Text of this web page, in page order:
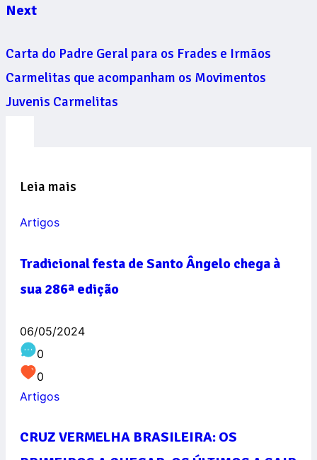
Next
Carta do Padre Geral para os Frades e Irmãos
Carmelitas que acompanham os Movimentos
Juvenis Carmelitas
Leia mais
Artigos
Tradicional festa de Santo Ângelo chega à
sua 286ª edição
06/05/2024
0
0
Artigos
CRUZ VERMELHA BRASILEIRA: OS